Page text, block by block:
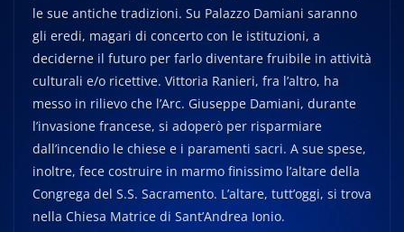
le sue antiche tradizioni. Su Palazzo Damiani saranno
gli eredi, magari di concerto con le istituzioni, a
deciderne il futuro per farlo diventare fruibile in attività
culturali e/o ricettive. Vittoria Ranieri, fra l’altro, ha
messo in rilievo che l’Arc. Giuseppe Damiani, durante
l’invasione francese, si adoperò per risparmiare
dall’incendio le chiese e i paramenti sacri. A sue spese,
inoltre, fece costruire in marmo finissimo l’altare della
Congrega del S.S. Sacramento. L’altare, tutt’oggi, si trova
nella Chiesa Matrice di Sant’Andrea Ionio.